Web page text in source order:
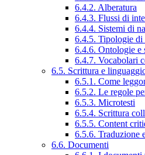
6.4.2. Alberatura
6.4.3. Flussi di
6.4.4. Sistemi di
6.4.5. Tipologie di
6.4.6. Ontologie e
6.4.7. Vocabolari
6.5. Scrittura e
6.5.1. Come
6.5.2. Le regole
6.5.3. Microtesti
6.5.4. Scrittura
6.5.5. Content
6.5.6. Traduzione
6.6. Documenti